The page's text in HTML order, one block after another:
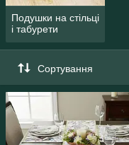
Подушки на стільці
і табурети
Сортування